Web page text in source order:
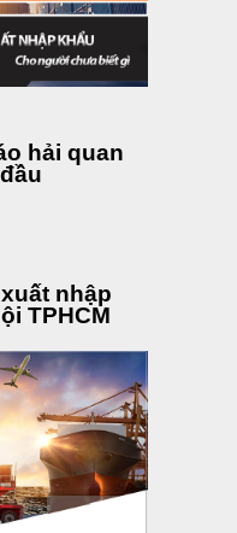
hải quan
nhập
TPHCM